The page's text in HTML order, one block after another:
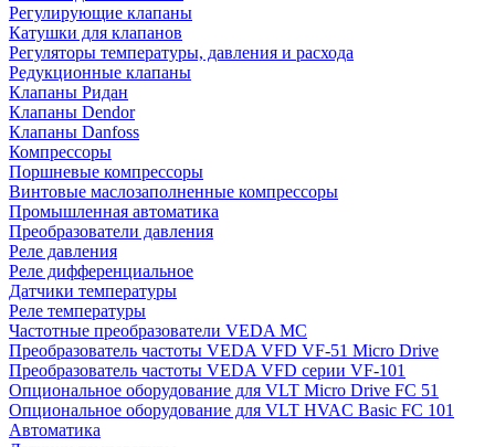
Регулирующие клапаны
Катушки для клапанов
Регуляторы температуры, давления и расхода
Редукционные клапаны
Клапаны Ридан
Клапаны Dendor
Клапаны Danfoss
Компрессоры
Поршневые компрессоры
Винтовые маслозаполненные компрессоры
Промышленная автоматика
Преобразователи давления
Реле давления
Реле дифференциальное
Датчики температуры
Реле температуры
Частотные преобразователи VEDA MC
Преобразователь частоты VEDA VFD VF-51 Micro Drive
Преобразователь частоты VEDA VFD серии VF-101
Опциональное оборудование для VLT Micro Drive FC 51
Опциональное оборудование для VLT HVAC Basic FC 101
Автоматика